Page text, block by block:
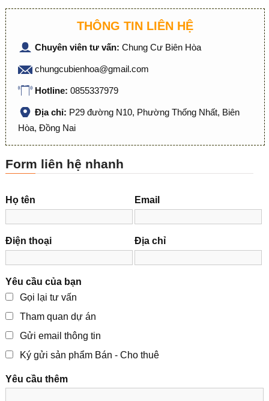
THÔNG TIN LIÊN HỆ
Chuyên viên tư vấn: Chung Cư Biên Hòa
chungcubienhoa@gmail.com
Hotline: 0855337979
Địa chỉ: P29 đường N10, Phường Thống Nhất, Biên
Hòa, Đồng Nai
Form liên hệ nhanh
Họ tên Email
Điện thoại Địa chỉ
Yêu cầu của bạn
Gọi lại tư vấn
Tham quan dự án
Gửi email thông tin
Ký gửi sản phẩm Bán - Cho thuê
Yêu cầu thêm